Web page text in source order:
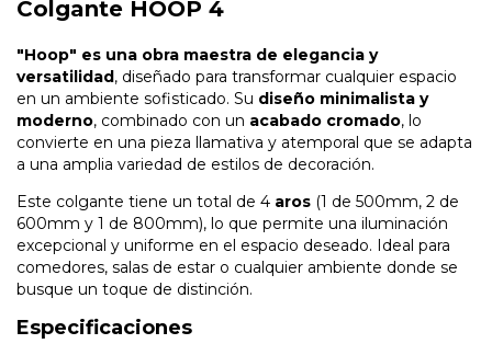
Colgante HOOP 4
"Hoop" es una obra maestra de elegancia y
versatilidad, diseñado para transformar cualquier espacio
en un ambiente sofisticado. Su diseño minimalista y
moderno, combinado con un acabado cromado, lo
convierte en una pieza llamativa y atemporal que se adapta
a una amplia variedad de estilos de decoración.
Este colgante tiene un total de 4 aros (1 de 500mm, 2 de
600mm y 1 de 800mm), lo que permite una iluminación
excepcional y uniforme en el espacio deseado. Ideal para
comedores, salas de estar o cualquier ambiente donde se
busque un toque de distinción.
Especificaciones